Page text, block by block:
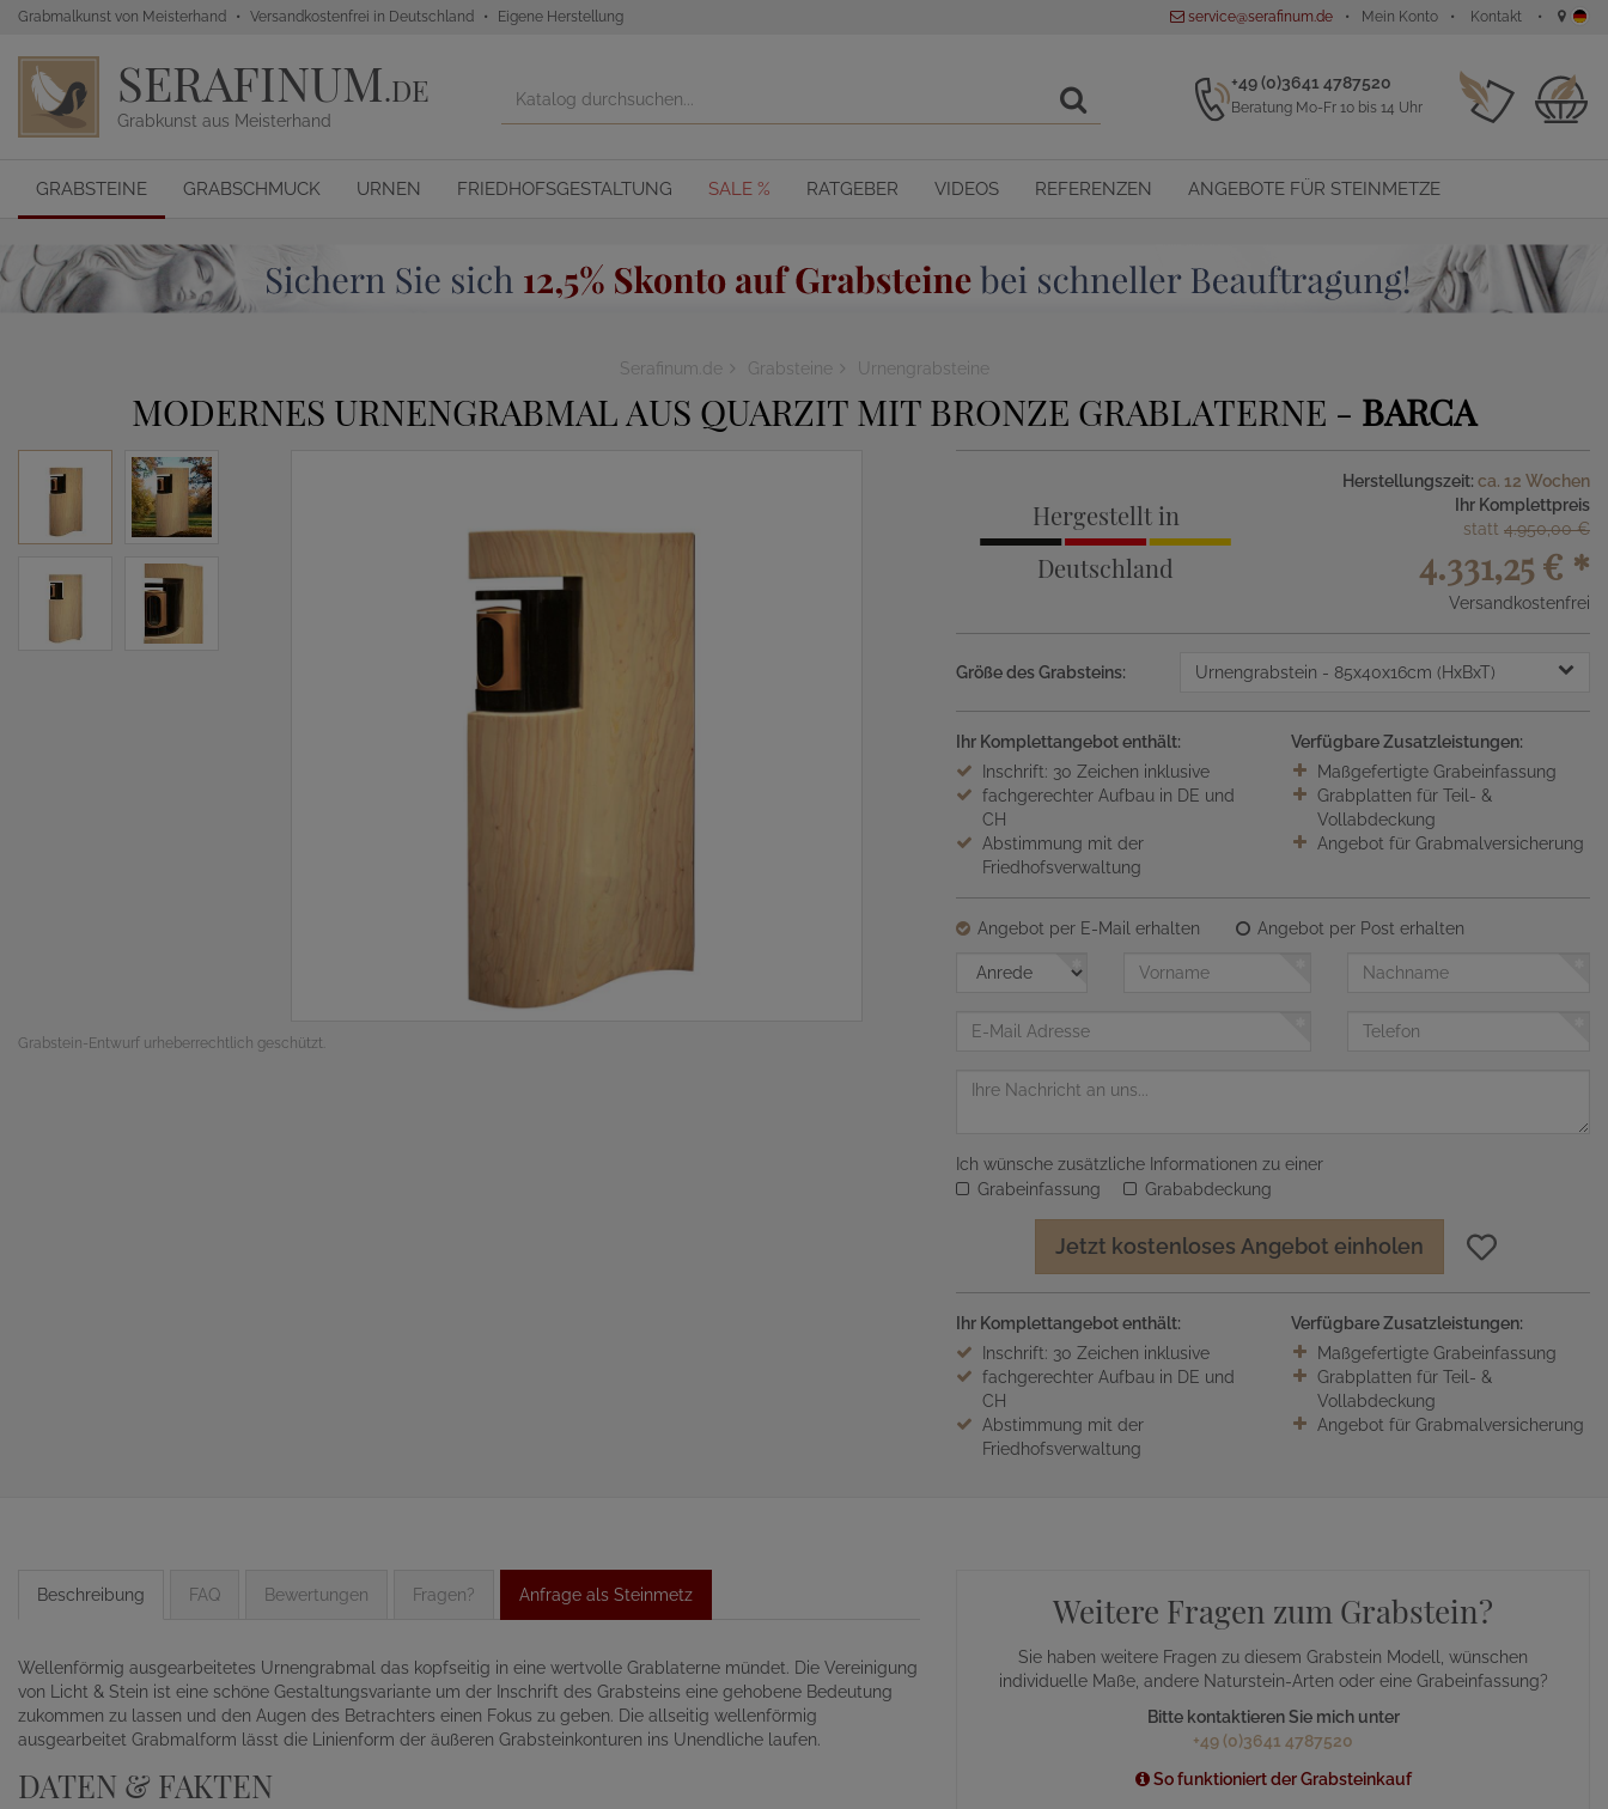
Grabmalkunst von Meisterhand Versandkostenfrei in Deutschland Eigene Herstellung service@serafinum.de Mein Konto Kontakt
SERAFINUM.DE
Grabkunst aus Meisterhand
+49 (0)3641 4787520
Beratung Mo-Fr 10 bis 14 Uhr
GRABSTEINE GRABSCHMUCK URNEN FRIEDHOFSGESTALTUNG SALE % RATGEBER VIDEOS REFERENZEN ANGEBOTE FÜR STEINMETZE
Serafinum.de Grabsteine Urnengrabsteine
MODERNES URNENGRABMAL AUS QUARZIT MIT BRONZE GRABLATERNE - BARCA
Grabstein-Entwurf urheberrechtlich geschützt.
Hergestellt in
Deutschland
Herstellungszeit: ca. 12 Wochen
Ihr Komplettpreis
statt 4.950,00 €
4.331,25 € *
Versandkostenfrei
Größe des Grabsteins: Urnengrabstein - 85x40x16cm (HxBxT)
Ihr Komplettangebot enthält:
Inschrift: 30 Zeichen inklusive
fachgerechter Aufbau in DE und
CH
Abstimmung mit der
Friedhofsverwaltung
Verfügbare Zusatzleistungen:
Maßgefertigte Grabeinfassung
Grabplatten für Teil- &
Vollabdeckung
Angebot für Grabmalversicherung
Angebot per E-Mail erhalten
Angebot per Post erhalten
Anrede
Vorname Nachname
Telefon
Nachricht
Ich wünsche zusätzliche Informationen zu einer
Grabeinfassung
Grababdeckung
Jetzt kostenloses Angebot einholen
Ihr Komplettangebot enthält:
Inschrift: 30 Zeichen inklusive
fachgerechter Aufbau in DE und
CH
Abstimmung mit der
Friedhofsverwaltung
Verfügbare Zusatzleistungen:
Maßgefertigte Grabeinfassung
Grabplatten für Teil- &
Vollabdeckung
Angebot für Grabmalversicherung
Beschreibung FAQ Bewertungen Fragen? Anfrage als Steinmetz
Wellenförmig ausgearbeitetes Urnengrabmal das kopfseitig in eine wertvolle Grablaterne mündet. Die Vereinigung
von Licht & Stein ist eine schöne Gestaltungsvariante um der Inschrift des Grabsteins eine gehobene Bedeutung
zukommen zu lassen und den Augen des Betrachters einen Fokus zu geben. Die allseitig wellenförmig
ausgearbeitet Grabmalform lässt die Linienform der äußeren Grabsteinkonturen ins Unendliche laufen.
DATEN & FAKTEN
Weitere Fragen zum Grabstein?
Sie haben weitere Fragen zu diesem Grabstein Modell, wünschen
individuelle Maße, andere Naturstein-Arten oder eine Grabeinfassung?
Bitte kontaktieren Sie mich unter
+49 (0)3641 4787520
So funktioniert der Grabsteinkauf